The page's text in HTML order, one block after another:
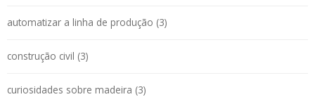
automatizar a linha de produção (3)
construção civil (3)
curiosidades sobre madeira (3)